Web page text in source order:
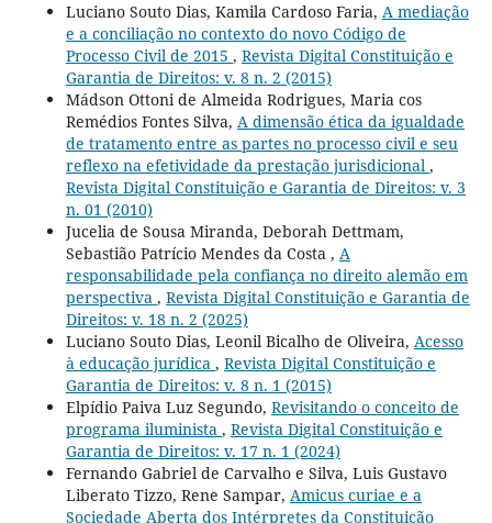
Luciano Souto Dias, Kamila Cardoso Faria, A mediação
e a conciliação no contexto do novo Código de
Processo Civil de 2015 , Revista Digital Constituição e
Garantia de Direitos: v. 8 n. 2 (2015)
Mádson Ottoni de Almeida Rodrigues, Maria cos
Remédios Fontes Silva, A dimensão ética da igualdade
de tratamento entre as partes no processo civil e seu
reflexo na efetividade da prestação jurisdicional ,
Revista Digital Constituição e Garantia de Direitos: v. 3
n. 01 (2010)
Jucelia de Sousa Miranda, Deborah Dettmam,
Sebastião Patrício Mendes da Costa , A
responsabilidade pela confiança no direito alemão em
perspectiva , Revista Digital Constituição e Garantia de
Direitos: v. 18 n. 2 (2025)
Luciano Souto Dias, Leonil Bicalho de Oliveira, Acesso
à educação jurídica , Revista Digital Constituição e
Garantia de Direitos: v. 8 n. 1 (2015)
Elpídio Paiva Luz Segundo, Revisitando o conceito de
programa iluminista , Revista Digital Constituição e
Garantia de Direitos: v. 17 n. 1 (2024)
Fernando Gabriel de Carvalho e Silva, Luis Gustavo
Liberato Tizzo, Rene Sampar, Amicus curiae e a
Sociedade Aberta dos Intérpretes da Constituição